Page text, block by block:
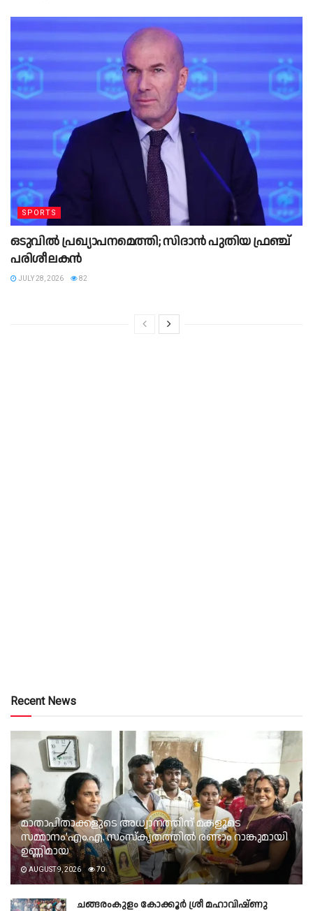
SPORTS
ഒടുവിൽ പ്രഖ്യാപനമെത്തി; സിദാൻ പുതിയ ഫ്രഞ്ച്
പരിശീലകൻ
JULY 28, 2026 82
Recent News
മാതാപിതാക്കളുടെ അധ്വാനത്തിന് മകളുടെ
സമ്മാനം’എം.എ. സംസ്കൃതത്തിൽ രണ്ടാം റാങ്കുമായി
ഉണ്ണിമായ
AUGUST 9, 2026 70
ചങ്ങരംകുളം കോക്കൂർ ശ്രീ മഹാവിഷ്ണു